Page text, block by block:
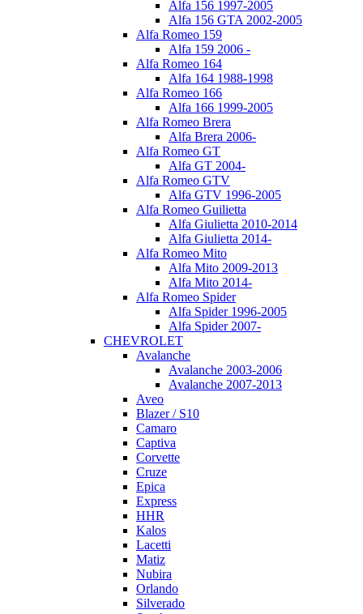
Alfa 156 1997-2005
Alfa 156 GTA 2002-2005
Alfa Romeo 159
Alfa 159 2006 -
Alfa Romeo 164
Alfa 164 1988-1998
Alfa Romeo 166
Alfa 166 1999-2005
Alfa Romeo Brera
Alfa Brera 2006-
Alfa Romeo GT
Alfa GT 2004-
Alfa Romeo GTV
Alfa GTV 1996-2005
Alfa Romeo Guilietta
Alfa Giulietta 2010-2014
Alfa Giulietta 2014-
Alfa Romeo Mito
Alfa Mito 2009-2013
Alfa Mito 2014-
Alfa Romeo Spider
Alfa Spider 1996-2005
Alfa Spider 2007-
CHEVROLET
Avalanche
Avalanche 2003-2006
Avalanche 2007-2013
Aveo
Blazer / S10
Camaro
Captiva
Corvette
Cruze
Epica
Express
HHR
Kalos
Lacetti
Matiz
Nubira
Orlando
Silverado